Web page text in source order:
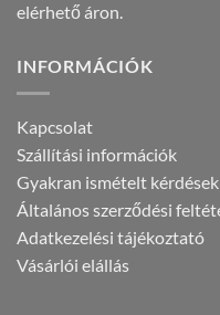
elérhető áron.
INFORMÁCIÓK
Kapcsolat
Szállítási információk
Gyakran ismételt kérdések
Általános szerződési
Adatkezelési tájékoztató
Vásárlói elállás